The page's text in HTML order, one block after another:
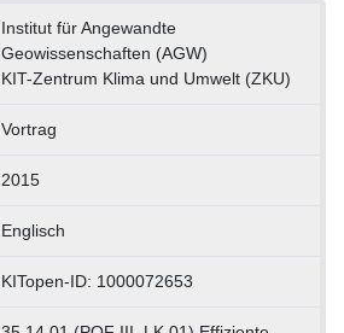
Institut für Angewandte
Geowissenschaften (AGW)
KIT-Zentrum Klima und Umwelt (ZKU)
Vortrag
2015
Englisch
KITopen-ID: 1000072653